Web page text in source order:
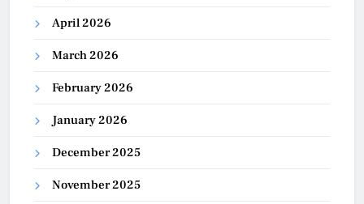
April 2026
March 2026
February 2026
January 2026
December 2025
November 2025